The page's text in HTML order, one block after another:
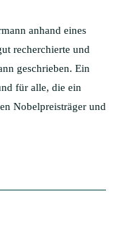
anhand eines
recherchierte und
geschrieben. Ein
für alle, die ein
Nobelpreisträger und